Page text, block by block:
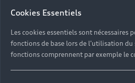
Action de Service EA 189
Audi Assistance
Campagne de rappel Airbag
Carrières
Devis & RDV entretien en ligne
Opérateurs indépendants
Recevez toute l'actualité Audi
Cookies Essentiels
Les cookies essentiels sont nécessaires
fonctions de base lors de l'utilisation du
fonctions comprennent par exemple le